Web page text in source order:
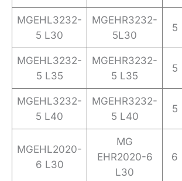
MGEHL3232-
5 L30
MGEHR3232-
5L30
5
MGEHL3232-
5 L35
MGEHR3232-
5 L35
5
MGEHL3232-
5 L40
MGEHR3232-
5 L40
5
MGEHL2020-
6 L30
MG
EHR2020-6
L30
6